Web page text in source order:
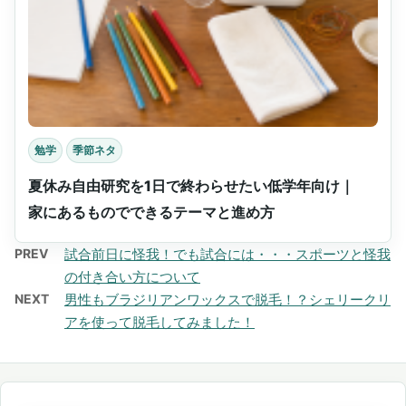
勉学 季節ネタ
夏休み自由研究を1日で終わらせたい低学年向け｜
家にあるものでできるテーマと進め方
PREV
試合前日に怪我！でも試合には・・・スポーツと怪我
の付き合い方について
NEXT
男性もブラジリアンワックスで脱毛！？シェリークリ
アを使って脱毛してみました！